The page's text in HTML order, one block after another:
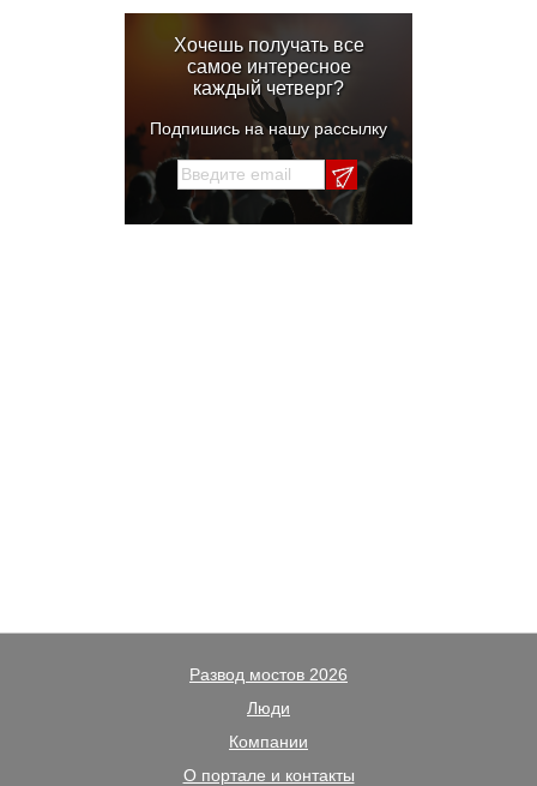
Хочешь получать все
самое интересное
каждый четверг?
Подпишись на нашу рассылку
Развод мостов 2026
Люди
Компании
О портале и контакты